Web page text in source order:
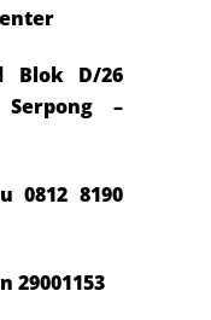
Blok D/26
–
0812 8190
29001153